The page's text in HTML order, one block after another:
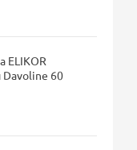
ELIKOR
Davoline 60